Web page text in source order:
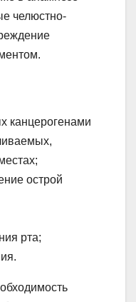
челюстно-
канцерогенами
острой
рта;